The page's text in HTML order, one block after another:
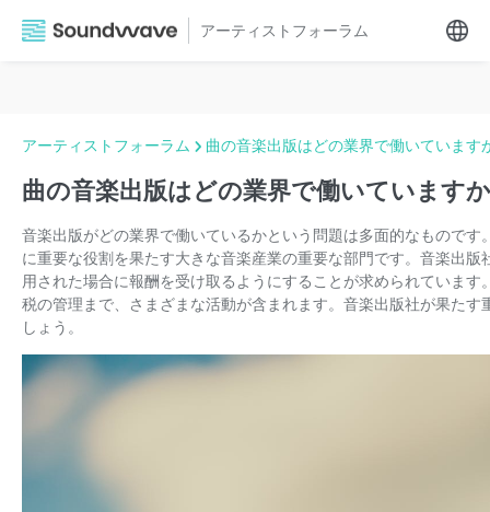
アーティストフォーラム
アーティストフォーラム 曲の音楽出版はどの業界で働いています
曲の音楽出版はどの業界で働いています
音楽出版がどの業界で働いているかという問題は多面的なもので
に重要な役割を果たす大きな音楽産業の重要な部門です。音楽出
用された場合に報酬を受け取るようにすることが求められていま
税の管理まで、さまざまな活動が含まれます。音楽出版社が果た
しょう。